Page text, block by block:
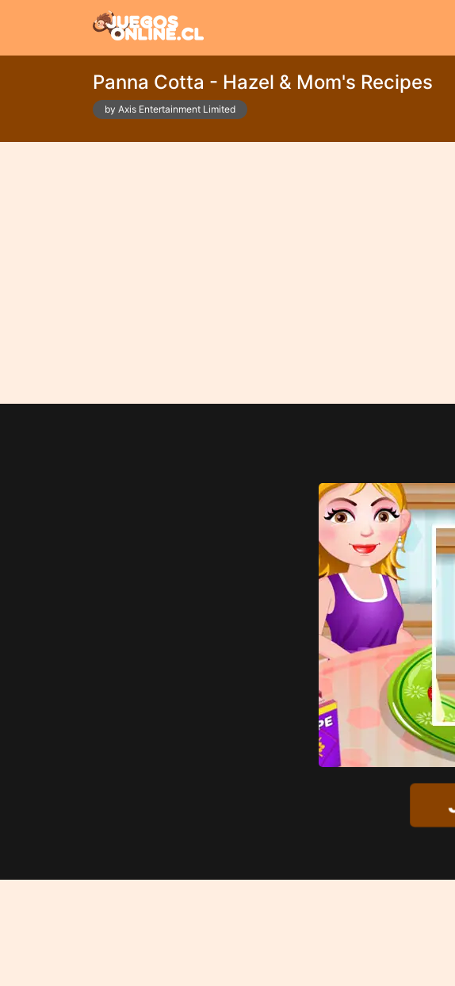
Panna Cotta - Hazel & Mom's Recipes
by Axis Entertainment Limited